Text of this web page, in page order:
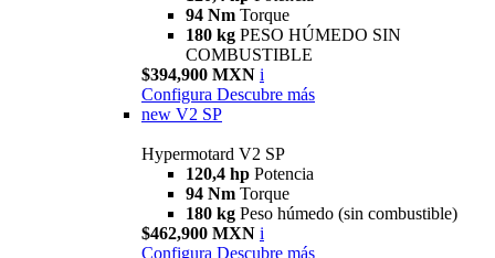
94 Nm Torque
180 kg PESO HÚMEDO SIN
COMBUSTIBLE
$394,900 MXN i
Configura Descubre más
new V2 SP
Hypermotard V2 SP
120,4 hp Potencia
94 Nm Torque
180 kg Peso húmedo (sin combustible)
$462,900 MXN i
Configura Descubre más